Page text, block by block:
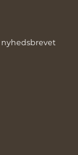
nyhedsbrevet